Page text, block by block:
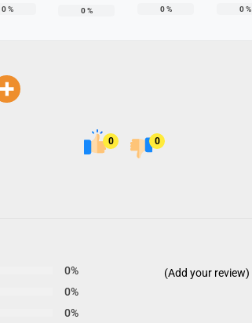
0% 0% 0% 0%
0 0
0%
0%
0%
(Add your review)